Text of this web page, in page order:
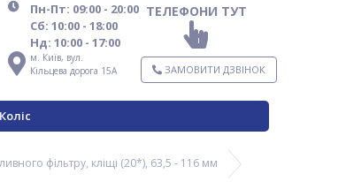
Пн-Пт: 09:00 - 20:00
Сб: 10:00 - 18:00
Нд: 10:00 - 17:00
м. Київ, вул.
Кільцева дорога 15А
ТЕЛЕФОНИ ТУТ
ЗАМОВИТИ ДЗВІНОК
фільтру, кліщі (20*), 63,5 - 116 мм